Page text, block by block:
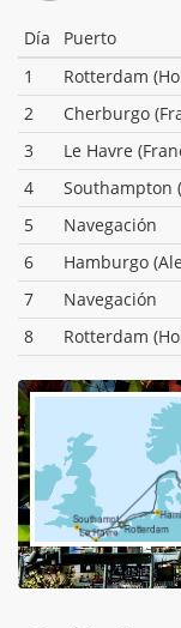
Día Puerto
1
Rotterdam
2
Cherburgo
3
Le Havre
4
Southampton
5
Navegación
6
Hamburgo
7
Navegación
8
Rotterdam